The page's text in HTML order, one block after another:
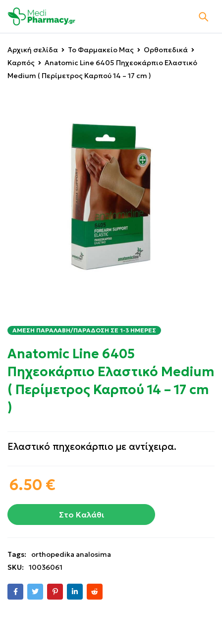
Αρχική σελίδα Το Φαρμακείο Μας
Ορθοπεδικά
Καρπός
Anatomic Line 6405 Πηχεοκάρπιο Ελαστικό
Medium ( Περίμετρος Καρπού 14 – 17 cm )
ΆΜΕΣΗ ΠΑΡΑΛΑΒΉ/ΠΑΡΆΔΟΣΗ ΣΕ 1-3 ΗΜΈΡΕΣ
Anatomic Line 6405
Πηχεοκάρπιο Ελαστικό Medium
( Περίμετρος Καρπού 14 – 17 cm
)
Ελαστικό πηχεοκάρπιο με αντίχειρα.
6.50 €
Στο Καλάθι
Tags:
orthopedika analosima
SKU:
10036061